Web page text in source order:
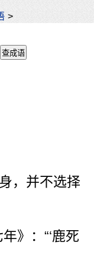
>
，并不选择
》：“‘鹿死